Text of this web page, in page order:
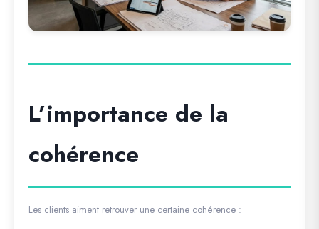
L’importance de la
cohérence
Les clients aiment retrouver une certaine cohérence :